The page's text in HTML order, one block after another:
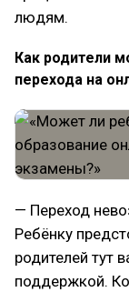
людям.
Как родители
перехода на
— Переход
Ребёнку
родителей тут
поддержкой.